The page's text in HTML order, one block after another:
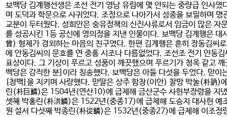
보백당 김계행선생은 조선 전기 영남 유림에 몇 안되는 중량급 인사
며 도덕과 학문으로 사귀었다. 조정으로 나아가서 성종을 보필하며
교분이 두터웠다. 성희안은 숭유정책의 신진사류로서 임금이 많은
를 성공시킨 1등 공신에 영의정을 지낸 인물이다. 보백당 김계행은
曾) 형제가 경외하는 마음의 친구였다. 한편 김계행은 흔히 장동김
에 안동김씨의 문호를 연 중흥 시조나 다름없었다. 조선조 전기 안동
표상이다. 그 기상이 푸르고 성품이 깨끗했으며 푸르기가 청옥 같고
백당은 강직한 분]이라 칭송했다. 보백당은 아들 다섯을 두었다. 맏
[청백]을 지키며 사랑했다. 맏딸은 상주 함창(이안) 찰방 박눌(朴訥)
린(朴巨鱗)은 1504년(연산10)에 급제해 금산군수 사헌부장령을
셋째 박홍린(朴洪鱗)은 1522년(중종17)에 급제해 도승지 대사헌
원 설서 다섯째 박종린(朴從鱗)은 1532년(중종27)에 급제해 이조정